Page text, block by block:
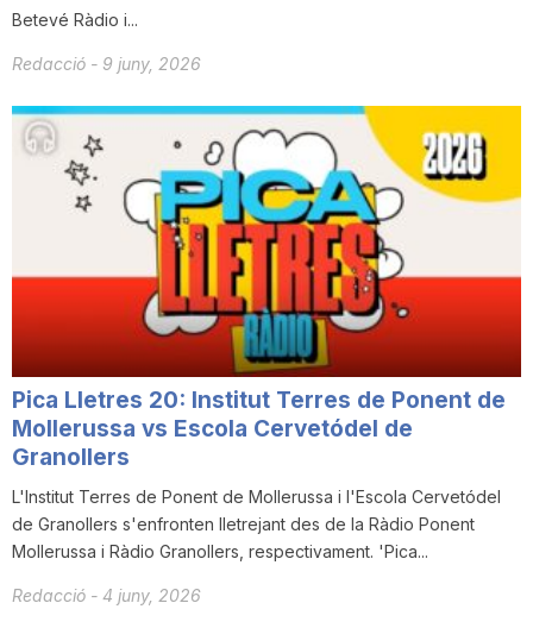
Betevé Ràdio i...
Redacció - 9 juny, 2026
Pica Lletres 20: Institut Terres de Ponent de
Mollerussa vs Escola Cervetódel de
Granollers
L'Institut Terres de Ponent de Mollerussa i l'Escola Cervetódel
de Granollers s'enfronten lletrejant des de la Ràdio Ponent
Mollerussa i Ràdio Granollers, respectivament. 'Pica...
Redacció - 4 juny, 2026